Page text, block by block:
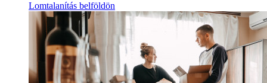
Lomtalanítás belföldön